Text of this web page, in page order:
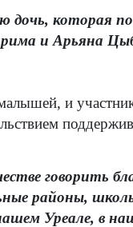
которая
и Арьяна
и
говорить
районы,
Уреале, в